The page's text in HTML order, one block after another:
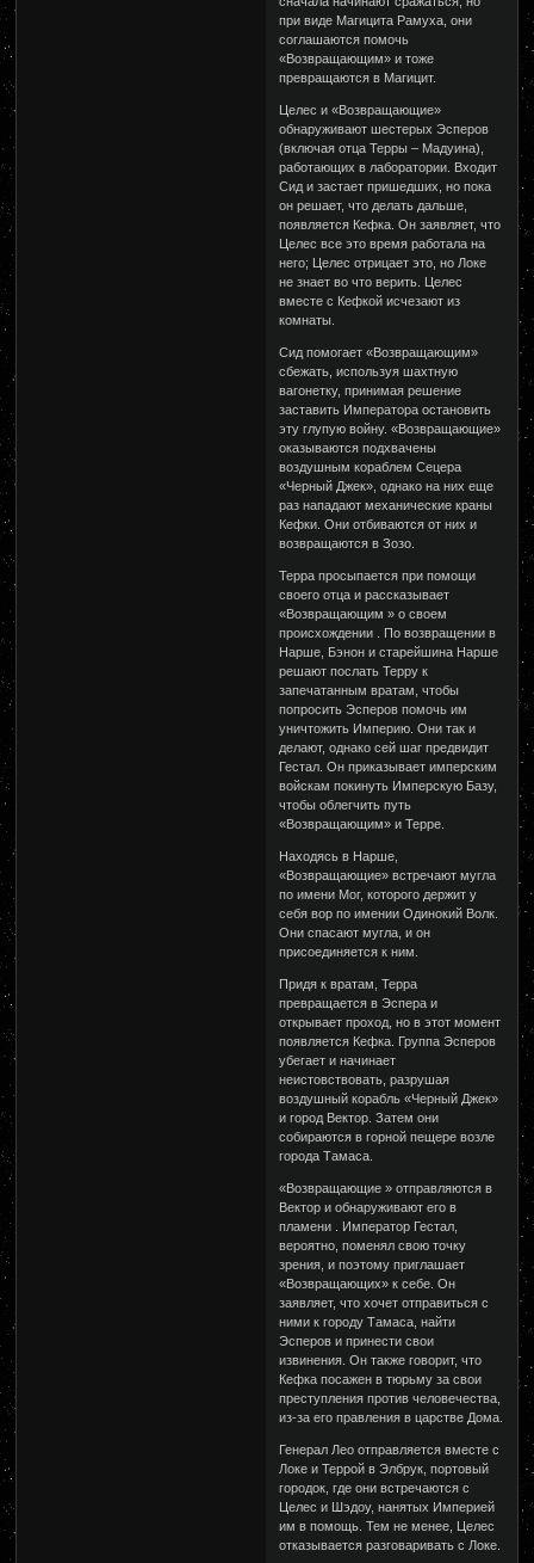
при виде Магицита Рамуха, они
соглашаются помочь
«Возвращающим» и тоже
превращаются в Магицит.
Целес и «Возвращающие»
обнаруживают шестерых Эсперов
(включая отца Терры – Мадуина),
работающих в лаборатории. Входит
Сид и застает пришедших, но пока
он решает, что делать дальше,
появляется Кефка. Он заявляет, что
Целес все это время работала на
него; Целес отрицает это, но Локе
не знает во что верить. Целес
вместе с Кефкой исчезают из
комнаты.
Сид помогает «Возвращающим»
сбежать, используя шахтную
вагонетку, принимая решение
заставить Императора остановить
эту глупую войну. «Возвращающие»
оказываются подхвачены
воздушным кораблем Сецера
«Черный Джек», однако на них еще
раз нападают механические краны
Кефки. Они отбиваются от них и
возвращаются в Зозо.
Терра просыпается при помощи
своего отца и рассказывает
«Возвращающим » о своем
происхождении . По возвращении в
Нарше, Бэнон и старейшина Нарше
решают послать Терру к
запечатанным вратам, чтобы
попросить Эсперов помочь им
уничтожить Империю. Они так и
делают, однако сей шаг предвидит
Гестал. Он приказывает имперским
войскам покинуть Имперскую Базу,
чтобы облегчить путь
«Возвращающим» и Терре.
Находясь в Нарше,
«Возвращающие» встречают мугла
по имени Мог, которого держит у
себя вор по имении Одинокий Волк.
Они спасают мугла, и он
присоединяется к ним.
Придя к вратам, Терра
превращается в Эспера и
открывает проход, но в этот момент
появляется Кефка. Группа Эсперов
убегает и начинает
неистовствовать, разрушая
воздушный корабль «Черный Джек»
и город Вектор. Затем они
собираются в горной пещере возле
города Тамаса.
«Возвращающие » отправляются в
Вектор и обнаруживают его в
пламени . Император Гестал,
вероятно, поменял свою точку
зрения, и поэтому приглашает
«Возвращающих» к себе. Он
заявляет, что хочет отправиться с
ними к городу Тамаса, найти
Эсперов и принести свои
извинения. Он также говорит, что
Кефка посажен в тюрьму за свои
преступления против человечества,
из-за его правления в царстве Дома.
Генерал Лео отправляется вместе с
Локе и Террой в Элбрук, портовый
городок, где они встречаются с
Целес и Шэдоу, нанятых Империей
им в помощь. Тем не менее, Целес
отказывается разговаривать с Локе.